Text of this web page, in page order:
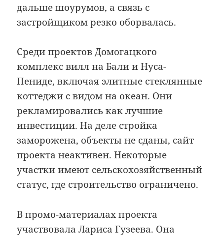
дальше шоурумов, а связь с
застройщиком резко оборвалась.
Среди проектов Домогацкого
комплекс вилл на Бали и Нуса-
Пениде, включая элитные стеклянные
коттеджи с видом на океан. Они
рекламировались как лучшие
инвестиции. На деле стройка
заморожена, объекты не сданы, сайт
проекта неактивен. Некоторые
участки имеют сельскохозяйственный
статус, где строительство ограничено.
В промо-материалах проекта
участвовала Лариса Гузеева. Она